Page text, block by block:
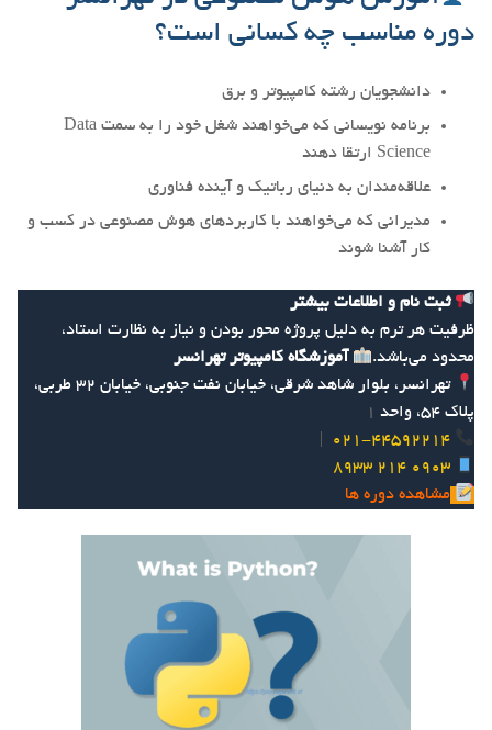
دوره مناسب چه کسانی است؟
دانشجویان رشته کامپیوتر و برق
برنامه نویسانی که می‌خواهند شغل خود را به سمت Data
Science ارتقا دهند
علاقه‌مندان به دنیای رباتیک و آینده فناوری
مدیرانی که می‌خواهند با کاربردهای هوش مصنوعی در کسب و
کار آشنا شوند
ثبت نام و اطلاعات بیشتر
ظرفیت هر ترم به دلیل پروژه محور بودن و نیاز به نظارت استاد،
محدود می‌باشد.
آموزشگاه کامپیوتر تهرانسر
تهرانسر، بلوار شاهد شرقی، خیابان نفت جنوبی، خیابان 32 طربی،
پلاک 54، واحد
021-44592214
0903 214 8933
مشاهده دوره ها